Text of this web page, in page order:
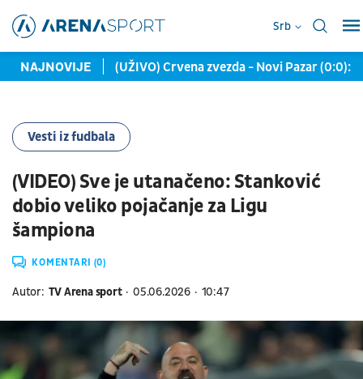
Srb
NAJNOVIJE
ali... (UŽIVO) Crvena zvezda - Novi Pazar
Vesti iz fudbala
(VIDEO) Sve je utanačeno: Stanković
dobio veliko pojačanje za Ligu
šampiona
KOMENTARI (0)
Autor: TV Arena sport 05.06.2026 10:47